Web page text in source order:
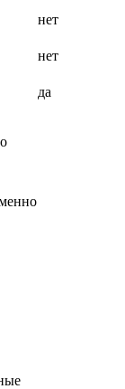
нет
нет
да